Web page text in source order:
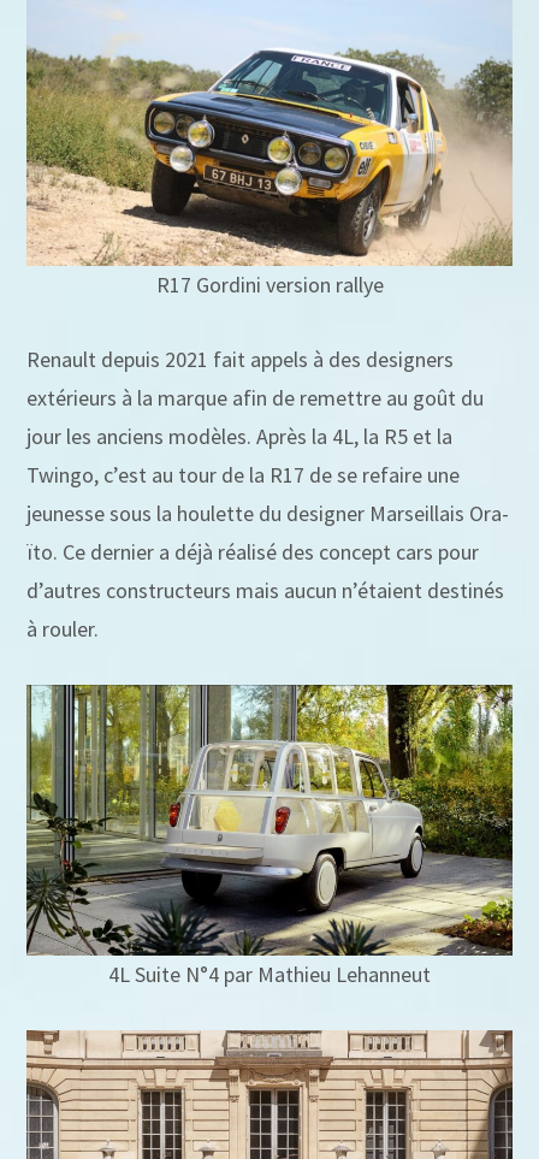
R17 Gordini version rallye
Renault depuis 2021 fait appels à des designers
extérieurs à la marque afin de remettre au goût du
jour les anciens modèles. Après la 4L, la R5 et la
Twingo, c’est au tour de la R17 de se refaire une
jeunesse sous la houlette du designer Marseillais Ora-
ïto. Ce dernier a déjà réalisé des concept cars pour
d’autres constructeurs mais aucun n’étaient destinés
à rouler.
4L Suite N°4 par Mathieu Lehanneut